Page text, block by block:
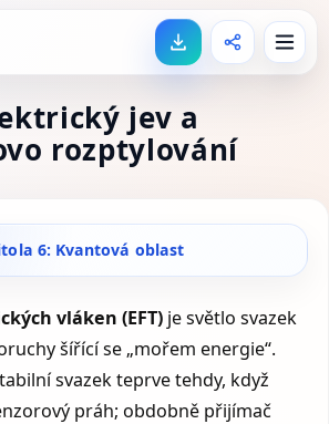
jev a
rozptylování
6: Kvantová oblast
vláken (EFT) je světlo svazek
šířící se „mořem energie“.
svazek teprve tehdy, když
práh; obdobně přijímač